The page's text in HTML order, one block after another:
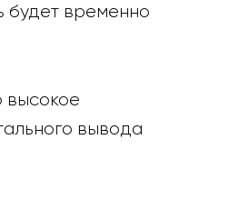
будет временно
высокое
вывода